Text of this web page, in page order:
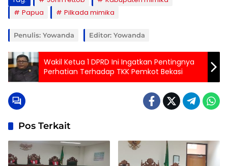
Papua
Pilkada mimika
Penulis: Yowanda Editor: Yowanda
Wakil Ketua 1 DPRD Ini Ingatkan Pentingnya
Perhatian Terhadap TKK Pemkot Bekasi
Pos Terkait